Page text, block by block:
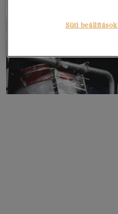
Süti beállítások